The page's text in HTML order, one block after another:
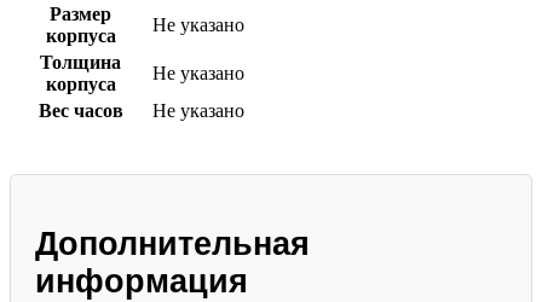
Размер
корпуса
Не указано
Толщина
корпуса
Не указано
Вес часов
Не указано
Дополнительная
информация